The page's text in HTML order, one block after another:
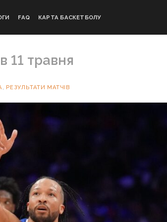
FAQ КАРТА БАСКЕТБОЛУ
11 травня
РЕЗУЛЬТАТИ МАТЧІВ